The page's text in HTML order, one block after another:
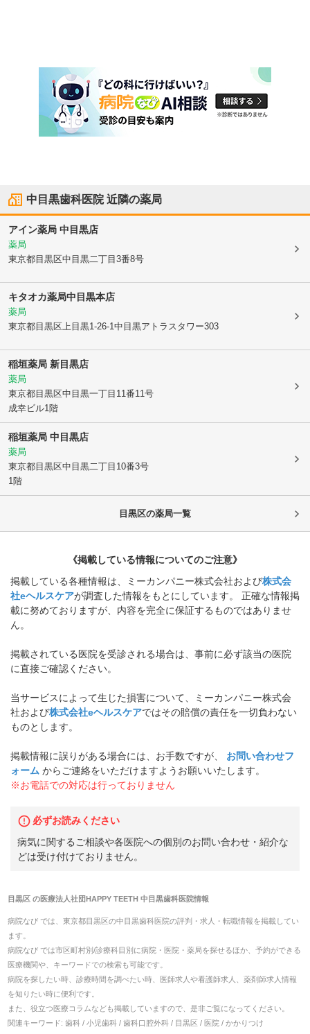
中目黒歯科医院近隣の薬局
アイン薬局 中目黒店
薬局
東京都目黒区中目黒二丁目3番8号
キタオカ薬局中目黒本店
薬局
東京都目黒区上目黒1-26-1中目黒アトラスタワー303
稲垣薬局 新目黒店
薬局
東京都目黒区中目黒一丁目11番11号
成幸ビル1階
稲垣薬局 中目黒店
薬局
東京都目黒区中目黒二丁目10番3号
1階
目黒区の薬局一覧
《掲載している情報についてのご注意》
掲載している各種情報は、ミーカンパニー株式会社および株式会
社eヘルスケアが調査した情報をもとにしています。 正確な情報掲
載に努めておりますが、内容を完全に保証するものではありませ
ん。
掲載されている医院を受診される場合は、事前に必ず該当の医院
に直接ご確認ください。
当サービスによって生じた損害について、ミーカンパニー株式会
社および株式会社eヘルスケアではその賠償の責任を一切負わない
ものとします。
掲載情報に誤りがある場合には、お手数ですが、
お問い合わせフ
ォーム からご連絡をいただけますようお願いいたします。
※お電話での対応は行っておりません
必ずお読みください
病気に関するご相談や各医院への個別のお問い合わせ・紹介な
どは受け付けておりません。
目黒区 の医療法人社団HAPPY TEETH 中目黒歯科医院情報
病院なび では、 東京都目黒区の中目黒歯科医院の評判・求人・転職情報を掲載してい
ます。
病院なび では市区町村別/診療科目別に病院・医院・薬局を探せるほか、予約ができる
医療機関や、キーワードでの検索も可能です。
病院を探したい時、診療時間を調べたい時、医師求人や看護師求人、薬剤師求人情報
を知りたい時に便利です。
また、役立つ医療コラムなども掲載していますので、是非ご覧になってください。
関連キーワード: 歯科 / 小児歯科 / 歯科口腔外科 / 目黒区 / 医院 / かかりつけ